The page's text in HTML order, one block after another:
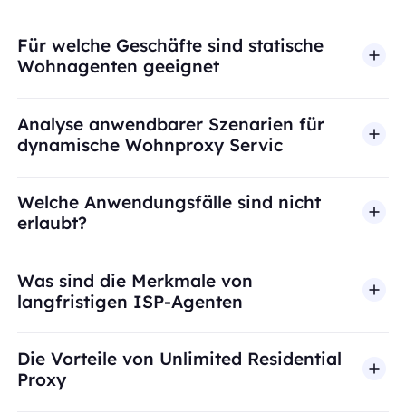
Für welche Geschäfte sind statische
Wohnagenten geeignet
Analyse anwendbarer Szenarien für
dynamische Wohnproxy Servic
Welche Anwendungsfälle sind nicht
erlaubt?
BestProxy unterstützt keinen Betrug, Spam,
Was sind die Merkmale von
langfristigen ISP-Agenten
Die Vorteile von Unlimited Residential
Proxy